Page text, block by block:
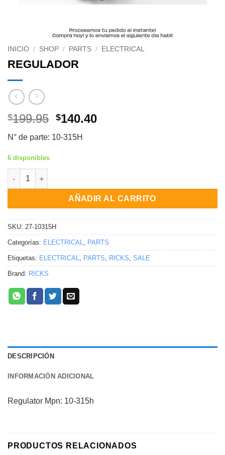
INICIO / SHOP / PARTS / ELECTRICAL
REGULADOR
$199.95 Original
price
was:
$140.40Current
N° de parte: 10-315H
6 disponibles
REGULADOR cantidad
AÑADIR AL CARRITO
SKU: 27-10315H
Categorías: ELECTRICAL PARTS
Etiquetas: ELECTRICAL PARTS RICKS SALE
Brand: RICKS
DESCRIPCIÓN
INFORMACIÓN ADICIONAL
Regulator Mpn: 10-315h
PRODUCTOS RELACIONADOS